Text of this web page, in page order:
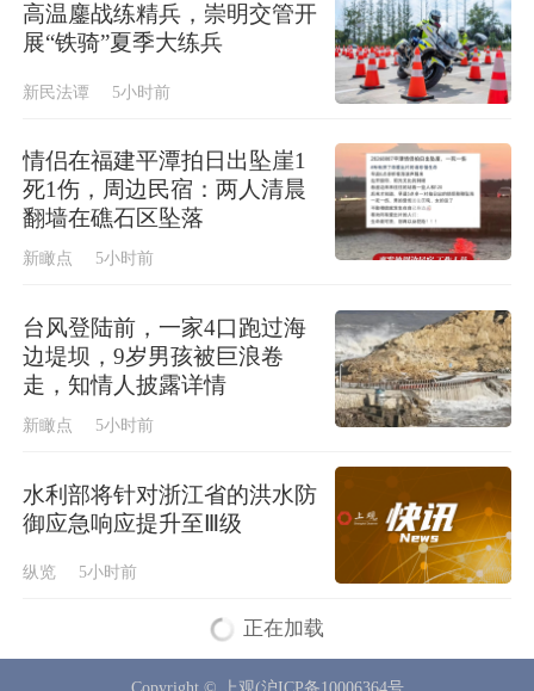
高温鏖战练精兵，崇明交管开
展“铁骑”夏季大练兵
新民法谭 5小时前
情侣在福建平潭拍日出坠崖1
死1伤，周边民宿：两人清晨
翻墙在礁石区坠落
新瞰点 5小时前
台风登陆前，一家4口跑过海
边堤坝，9岁男孩被巨浪卷
走，知情人披露详情
新瞰点 5小时前
水利部将针对浙江省的洪水防
御应急响应提升至Ⅲ级
纵览 5小时前
正在加载
Copyright © 上观(沪ICP备10006364号